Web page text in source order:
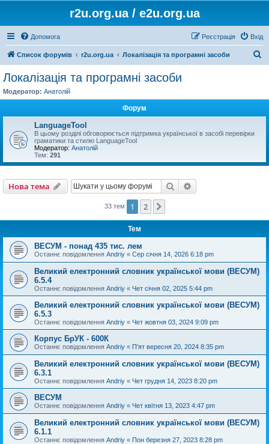
r2u.org.ua / e2u.org.ua
Допомога Вхід
Реєстрація
Список форумів r2u.org.ua Локалізація та програмні засоби
Локалізація та програмні засоби
Модератор: Анатолій
Форум
LanguageTool
В цьому розділі обговорюється підтримка української в засобі перевірки
граматики та стилю LanguageTool
Модератор: Анатолій
Тем: 291
Нова тема Пошук
33 тем 1 2
Тем
ВЕСУМ - понад 435 тис. лем
Останнє повідомлення Andriy « Сер січня 14, 2026 6:18 pm
Великий електронний словник української мови (ВЕСУМ)
6.5.4
Останнє повідомлення Andriy « Чет січня 02, 2025 5:44 pm
Великий електронний словник української мови (ВЕСУМ)
6.5.3
Останнє повідомлення Andriy « Чет жовтня 03, 2024 9:09 pm
Корпус БрУК - 600К
Останнє повідомлення Andriy « П'ят вересня 20, 2024 8:35 pm
Великий електронний словник української мови (ВЕСУМ)
6.3.1
Останнє повідомлення Andriy « Чет грудня 14, 2023 8:20 pm
ВЕСУМ
Останнє повідомлення Andriy « Чет квітня 13, 2023 4:47 pm
Великий електронний словник української мови (ВЕСУМ)
6.1.1
Останнє повідомлення Andriy « Пон березня 27, 2023 8:28 pm